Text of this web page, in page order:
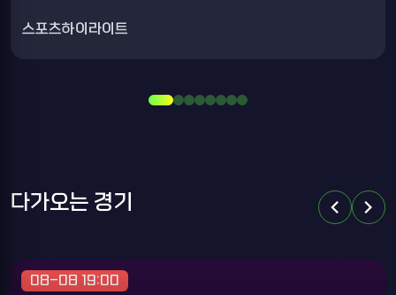
스포츠하이라이트
다가오는 경기 chevron_left chevron_right
08-08 19:00